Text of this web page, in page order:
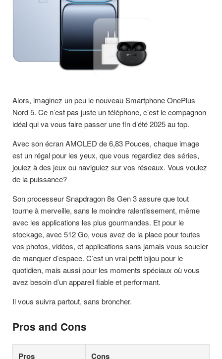
Alors, imaginez un peu le nouveau Smartphone OnePlus
Nord 5. Ce n’est pas juste un téléphone, c’est le compagnon
idéal qui va vous faire passer une fin d’été 2025 au top.
Avec son écran AMOLED de 6,83 Pouces, chaque image
est un régal pour les yeux, que vous regardiez des séries,
jouiez à des jeux ou naviguiez sur vos réseaux. Vous voulez
de la puissance?
Son processeur Snapdragon 8s Gen 3 assure que tout
tourne à merveille, sans le moindre ralentissement, même
avec les applications les plus gourmandes. Et pour le
stockage, avec 512 Go, vous avez de la place pour toutes
vos photos, vidéos, et applications sans jamais vous soucier
de manquer d’espace. C’est un vrai petit bijou pour le
quotidien, mais aussi pour les moments spéciaux où vous
avez besoin d’un appareil fiable et performant.
Il vous suivra partout, sans broncher.
Pros and Cons
Pros Cons